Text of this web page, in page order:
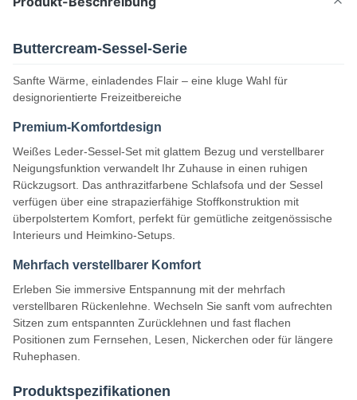
Buttercream-Sessel-Serie
Sanfte Wärme, einladendes Flair – eine kluge Wahl für
designorientierte Freizeitbereiche
Premium-Komfortdesign
Weißes Leder-Sessel-Set mit glattem Bezug und verstellbarer
Neigungsfunktion verwandelt Ihr Zuhause in einen ruhigen
Rückzugsort. Das anthrazitfarbene Schlafsofa und der Sessel
verfügen über eine strapazierfähige Stoffkonstruktion mit
überpolstertem Komfort, perfekt für gemütliche zeitgenössische
Interieurs und Heimkino-Setups.
Mehrfach verstellbarer Komfort
Erleben Sie immersive Entspannung mit der mehrfach
verstellbaren Rückenlehne. Wechseln Sie sanft vom aufrechten
Sitzen zum entspannten Zurücklehnen und fast flachen
Positionen zum Fernsehen, Lesen, Nickerchen oder für längere
Ruhephasen.
Produktspezifikationen